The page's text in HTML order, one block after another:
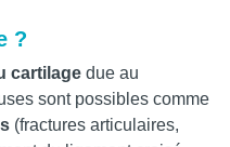
?
cartilage due au
sont possibles comme
(fractures articulaires,